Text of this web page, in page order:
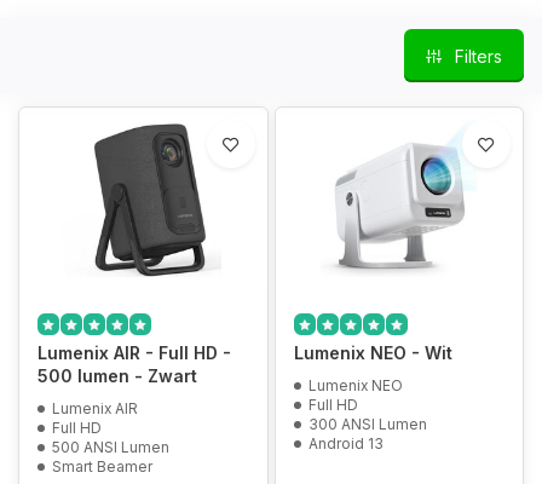
Filters
Lumenix AIR - Full HD -
500 lumen - Zwart
Lumenix AIR
Full HD
500 ANSI Lumen
Smart Beamer
Lumenix NEO - Wit
Lumenix NEO
Full HD
300 ANSI Lumen
Android 13